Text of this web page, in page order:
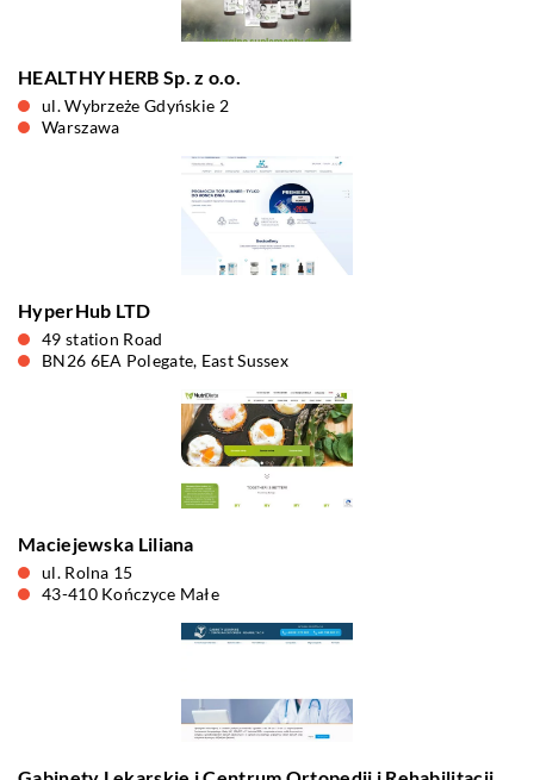
HEALTHY HERB Sp. z o.o.
ul. Wybrzeże Gdyńskie 2
Warszawa
HyperHub LTD
49 station Road
BN26 6EA Polegate, East Sussex
Maciejewska Liliana
ul. Rolna 15
43-410 Kończyce Małe